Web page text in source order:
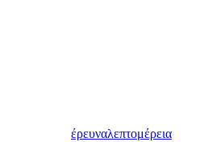
έρευναλεπτομέρεια